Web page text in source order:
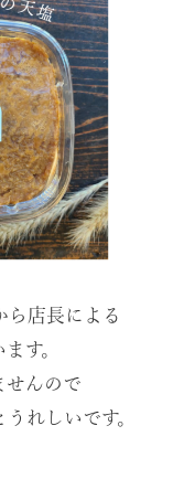
ら店長による
す。
せんので
れしいです。